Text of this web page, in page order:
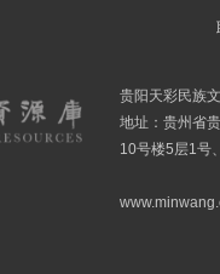
贵阳天彩民族
地址：贵州省
10号楼5层1号